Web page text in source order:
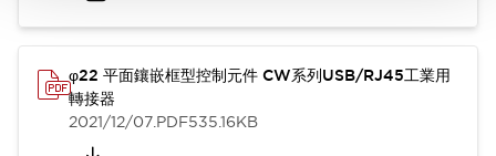
φ22 平面鑲嵌框型控制元件 CW系列USB/RJ45工業用
轉接器
2021/12/07.PDF535.16KB